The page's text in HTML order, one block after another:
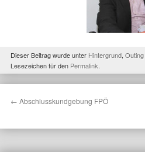
Dieser Beitrag wurde unter Hintergrund, Outing
Lesezeichen für den Permalink.
← Abschlusskundgebung FPÖ